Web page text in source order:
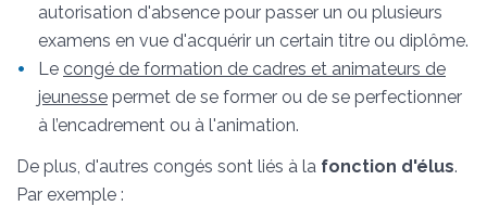
autorisation d'absence pour passer un ou plusieurs
examens en vue d'acquérir un certain titre ou diplôme.
Le congé de formation de cadres et animateurs de
jeunesse permet de se former ou de se perfectionner
à l’encadrement ou à l'animation.
De plus, d'autres congés sont liés à la fonction d'élus.
Par exemple :